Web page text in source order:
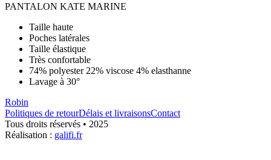
PANTALON KATE MARINE
Taille haute
Poches latérales
Taille élastique
Très confortable
74% polyester 22% viscose 4% elasthanne
Lavage à 30°
Robin
Politiques de retourDélais et livraisonsContact
Tous droits réservés • 2025
Réalisation : galifi.fr